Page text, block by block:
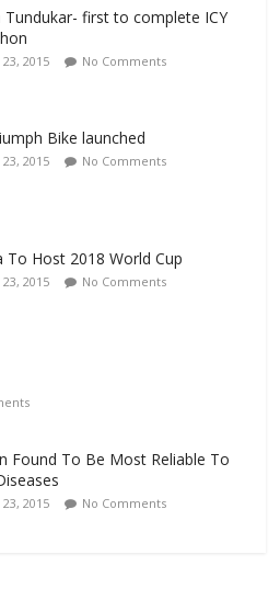
Tundukar- first to complete ICY
23, 2015 No Comments
Bike launched
23, 2015 No Comments
To Host 2018 World Cup
23, 2015 No Comments
Found To Be Most Reliable To
23, 2015 No Comments